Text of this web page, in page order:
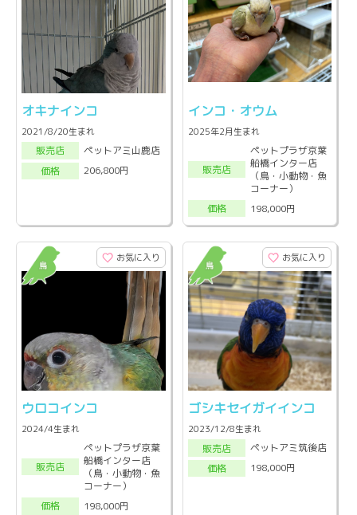
オキナインコ
2021/8/20生まれ
販売店
ペットアミ山鹿店
価格
206,800円
インコ・オウム
2025年2月生まれ
販売店
ペットプラザ京葉
船橋インター店
（鳥・小動物・魚
コーナー）
価格
198,000円
お気に入り
ウロコインコ
2024/4生まれ
販売店
ペットプラザ京葉
船橋インター店
（鳥・小動物・魚
コーナー）
価格
198,000円
お気に入り
ゴシキセイガイインコ
2023/12/8生まれ
販売店
ペットアミ筑後店
価格
198,000円